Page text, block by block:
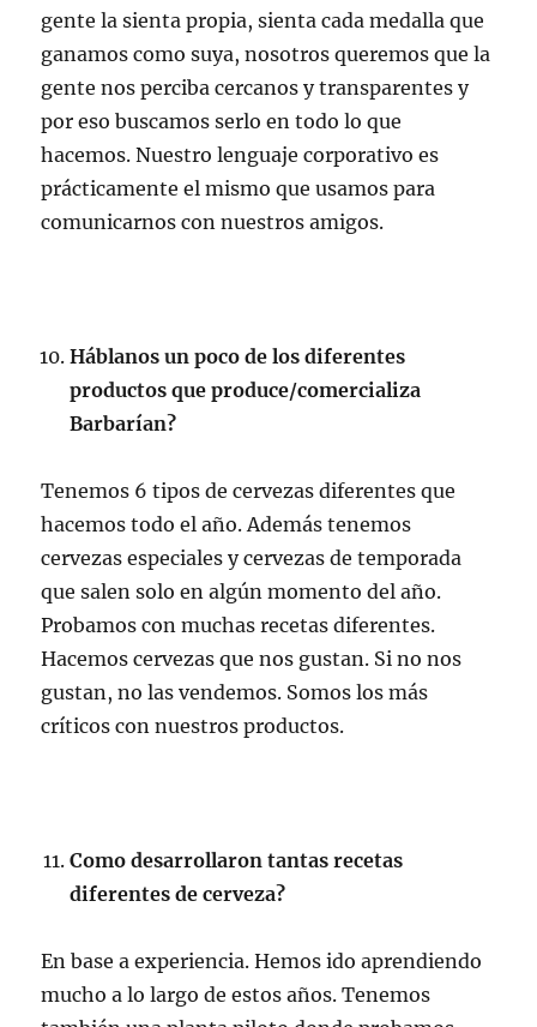
gente la sienta propia, sienta cada medalla que
ganamos como suya, nosotros queremos que la
gente nos perciba cercanos y transparentes y
por eso buscamos serlo en todo lo que
hacemos. Nuestro lenguaje corporativo es
prácticamente el mismo que usamos para
comunicarnos con nuestros amigos.
Háblanos un poco de los diferentes
productos que produce/comercializa
Barbarían?
Tenemos 6 tipos de cervezas diferentes que
hacemos todo el año. Además tenemos
cervezas especiales y cervezas de temporada
que salen solo en algún momento del año.
Probamos con muchas recetas diferentes.
Hacemos cervezas que nos gustan. Si no nos
gustan, no las vendemos. Somos los más
críticos con nuestros productos.
Como desarrollaron tantas recetas
diferentes de cerveza?
En base a experiencia. Hemos ido aprendiendo
mucho a lo largo de estos años. Tenemos